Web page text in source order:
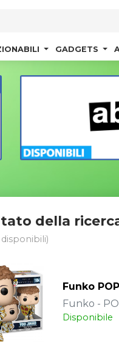
GADGETS
della
Funko
Funko -
Disponibile